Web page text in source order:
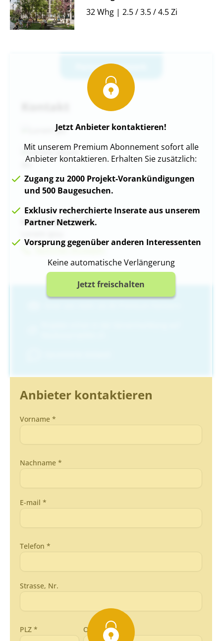
32 Whg | 2.5 / 3.5 / 4.5 Zi
Partner-Netzwerk
Lorem ipsum do
Nummer Anzeigen
Jetzt Anbieter kontaktieren!
Mit unserem Premium Abonnement sofort alle
Anbieter kontaktieren. Erhalten Sie zusätzlich:
Zugang zu 2000 Projekt-Vorankündigungen
und 500 Baugesuchen.
Exklusiv recherchierte Inserate aus unserem
Partner Netzwerk.
Vorsprung gegenüber anderen Interessenten
Keine automatische Verlängerung
Jetzt freischalten
Anbieter kontaktieren
Vorname *
Nachname *
E-mail *
Telefon *
Strasse, Nr.
PLZ * Ort *